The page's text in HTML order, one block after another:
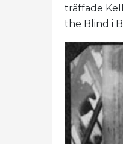
träffade
the Blind i